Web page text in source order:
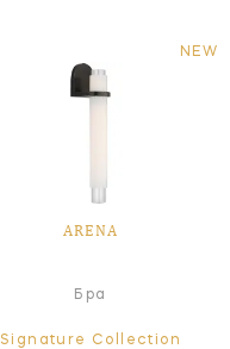
NEW
ARENA
Бра
Signature Collection